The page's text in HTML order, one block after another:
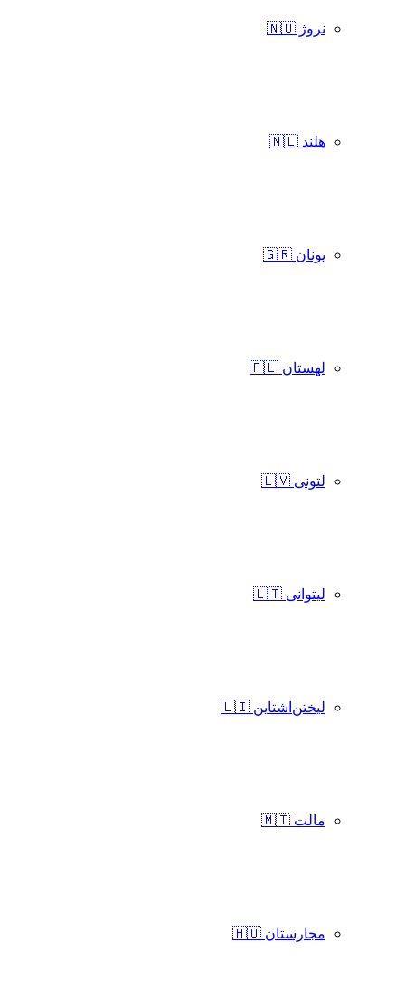
نروژ 🇳🇴
هلند 🇳🇱
یونان 🇬🇷
لهستان 🇵🇱
لتونی 🇱🇻
لیتوانی 🇱🇹
لیختن‌اشتاین 🇱🇮
مالت 🇲🇹
مجارستان 🇭🇺